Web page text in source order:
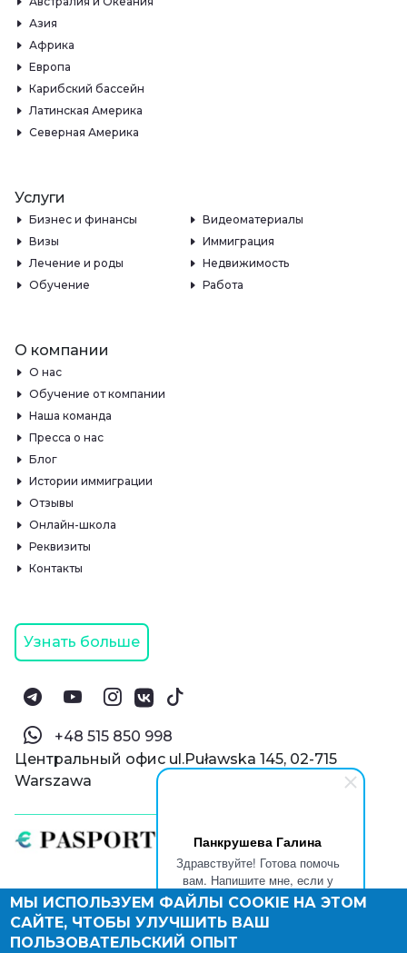
Панкрушева Галина
Здравствуйте! Готова помочь
вам. Напишите мне, если у
вас появятся вопросы.
© Паспорт Онлайн 2019—2026
Политика конфиденциальности
Оферта и конфиденциальность:РФ
Азия
Африка
Европа
Карибский бассейн
Латинская Америка
Северная Америка
Услуги
Бизнес и финансы
Видеоматериалы
Визы
Иммиграция
Лечение и роды
Недвижимость
Обучение
Работа
О компании
О нас
Обучение от компании
Наша команда
Пресса о нас
Блог
Истории иммиграции
Отзывы
Онлайн-школа
Реквизиты
Контакты
Узнать больше
‪+48 515 850 998‬
Центральный офис ul.Puławska 145, 02-715
Warszawa
МЫ ИСПОЛЬЗУЕМ ФАЙЛЫ COOKIE НА ЭТОМ
САЙТЕ, ЧТОБЫ УЛУЧШИТЬ ВАШ
ПОЛЬЗОВАТЕЛЬСКИЙ ОПЫТ